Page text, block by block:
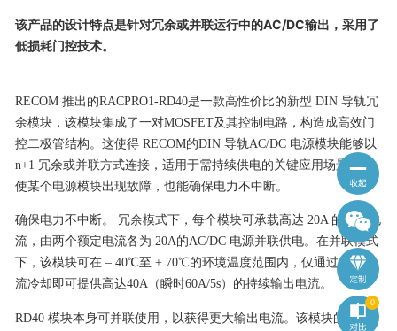
0
该产品的设计特点是针对冗余或并联运行中的AC/DC输出，采用了
低损耗门控技术。
RECOM 推出的RACPRO1-RD40是一款高性价比的新型 DIN 导轨冗
余模块，该模块集成了一对MOSFET及其控制电路，构造成高效门
控二极管结构。这使得 RECOM的DIN 导轨AC/DC 电源模块能够以
n+1 冗余或并联方式连接，适用于需持续供电的关键应用场景，即
使某个电源模块出现故障，也能确保电力不中断。
确保电力不中断。 冗余模式下，每个模块可承载高达 20A 的负载电
流，由两个额定电流各为 20A的AC/DC 电源并联供电。在并联模式
下，该模块可在 – 40℃至 + 70℃的环境温度范围内，仅通过自然对
流冷却即可提供高达40A（瞬时60A/5s）的持续输出电流。
RD40 模块本身可并联使用，以获得更大输出电流。该模块的最大